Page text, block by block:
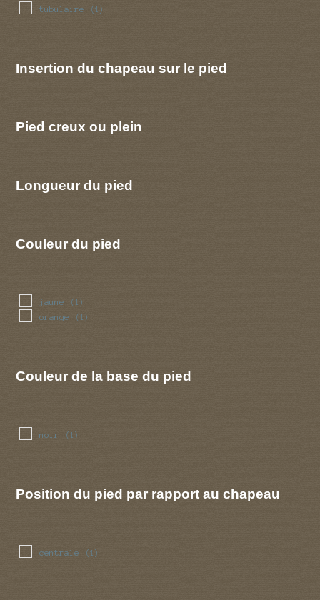
tubulaire (1)
Insertion du chapeau sur le pied
Pied creux ou plein
Longueur du pied
Couleur du pied
jaune (1)
orange (1)
Couleur de la base du pied
noir (1)
Position du pied par rapport au chapeau
centrale (1)